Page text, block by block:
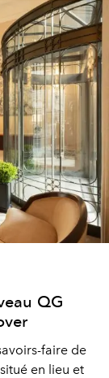
QG
faire de
en lieu et